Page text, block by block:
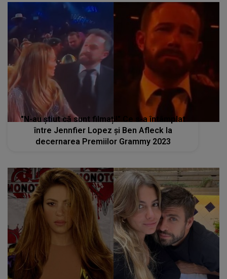
"N-au știut că sunt filmați!" Ce s-a întâmplat
între Jennfier Lopez și Ben Afleck la
decernarea Premiilor Grammy 2023